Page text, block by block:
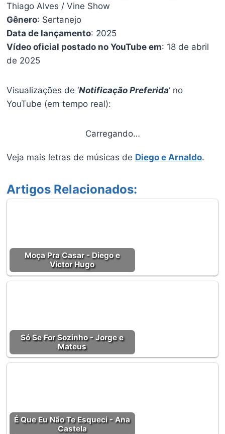
Thiago Alves / Vine Show
Gênero: Sertanejo
Data de lançamento: 2025
Vídeo oficial postado no YouTube em: 18 de abril
de 2025
Visualizações de ‘Notificação Preferida‘ no
YouTube (em tempo real):
Carregando…
Veja mais letras de músicas de Diego e Arnaldo.
Artigos Relacionados:
Moça Pra Casar - Diego e
Victor Hugo
Só Se For Sozinho - Jorge e
Mateus
É Que Eu Não Te Esqueci - Ana
Castela